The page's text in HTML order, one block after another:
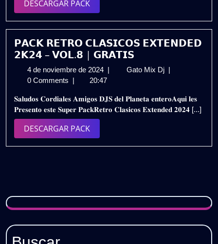
VOL.2
|
DESCARGAR PACKDESCARGAR
PACK
𝗣𝗔𝗖𝗞 𝗥𝗘𝗧𝗥𝗢 𝗖𝗟𝗔𝗦𝗜𝗖𝗢𝗦 𝗘𝗫𝗧𝗘𝗡𝗗𝗘𝗗
𝟮𝗞𝟮𝟰 – 𝗩𝗢𝗟.𝟴 | 𝗚𝗥𝗔𝗧𝗜𝗦
4 de noviembre de 2024 4
de
de
2024
| Gato Mix Dj 𝗣𝗔𝗖𝗞
𝗘𝗫𝗧𝗘𝗡𝗗𝗘𝗗
𝟮𝗞𝟮𝟰
|
0 Comments | 20:47
𝐒𝐚𝐥𝐮𝐝𝐨𝐬 𝐂𝐨𝐫𝐝𝐢𝐚𝐥𝐞𝐬 𝐀𝐦𝐢𝐠𝐨𝐬 𝐃𝐉𝐒 𝐝𝐞𝐥 𝐏𝐥𝐚𝐧𝐞𝐭𝐚 𝐞𝐧𝐭𝐞𝐫𝐨𝐀𝐪𝐮𝐢 𝐥𝐞𝐬
𝐏𝐫𝐞𝐬𝐞𝐧𝐭𝐨 𝐞𝐬𝐭𝐞 𝐒𝐮𝐩𝐞𝐫 𝐏𝐚𝐜𝐤𝐑𝐞𝐭𝐫𝐨 𝐂𝐥𝐚𝐬𝐢𝐜𝐨𝐬 𝐄𝐱𝐭𝐞𝐧𝐝𝐞𝐝 𝟐𝟎𝟐𝟒 [...]
DESCARGAR PACKDESCARGAR
PACK